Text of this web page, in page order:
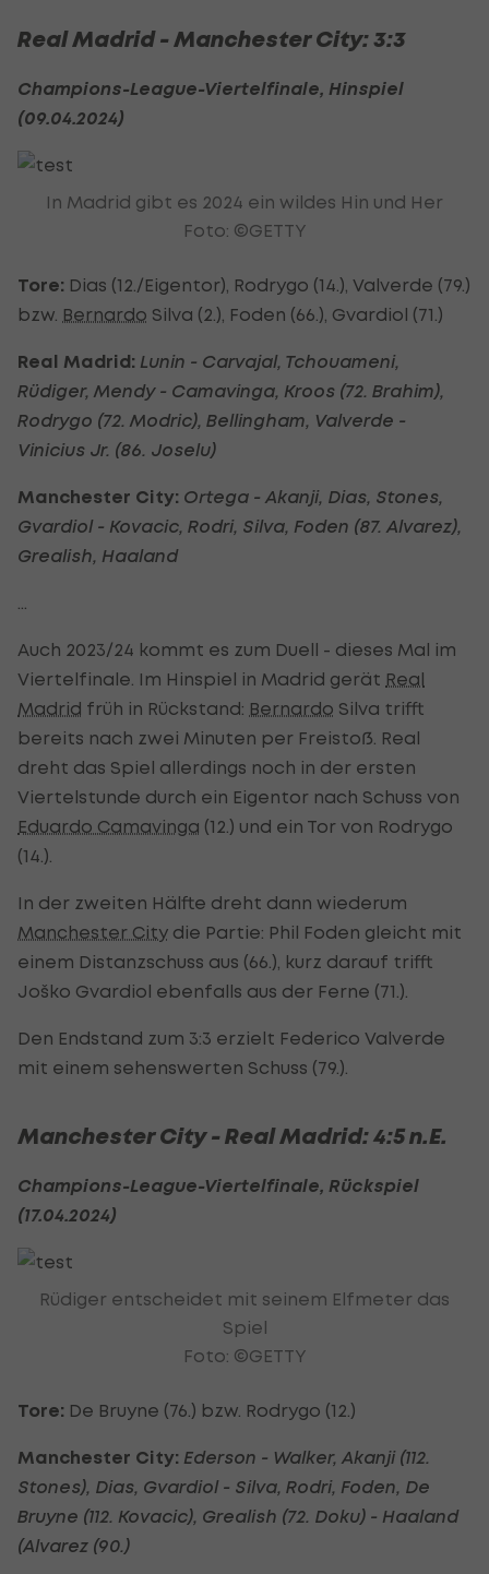
Real Madrid - Manchester City: 3:3
Champions-League-Viertelfinale, Hinspiel
(09.04.2024)
In Madrid gibt es 2024 ein wildes Hin und Her
Foto: ©GETTY
Tore: Dias (12./Eigentor), Rodrygo (14.), Valverde (79.)
bzw. Bernardo Silva (2.), Foden (66.), Gvardiol (71.)
Real Madrid: Lunin - Carvajal, Tchouameni,
Rüdiger, Mendy - Camavinga, Kroos (72. Brahim),
Rodrygo (72. Modric), Bellingham, Valverde -
Vinicius Jr. (86. Joselu)
Manchester City: Ortega - Akanji, Dias, Stones,
Gvardiol - Kovacic, Rodri, Silva, Foden (87. Alvarez),
Grealish, Haaland
Auch 2023/24 kommt es zum Duell - dieses Mal im
Viertelfinale. Im Hinspiel in Madrid gerät Real
Madrid früh in Rückstand: Bernardo Silva trifft
bereits nach zwei Minuten per Freistoß. Real
dreht das Spiel allerdings noch in der ersten
Viertelstunde durch ein Eigentor nach Schuss von
Eduardo Camavinga (12.) und ein Tor von Rodrygo
(14.).
In der zweiten Hälfte dreht dann wiederum
Manchester City die Partie: Phil Foden gleicht mit
einem Distanzschuss aus (66.), kurz darauf trifft
Joško Gvardiol ebenfalls aus der Ferne (71.).
Den Endstand zum 3:3 erzielt Federico Valverde
mit einem sehenswerten Schuss (79.).
Manchester City - Real Madrid: 4:5 n.E.
Champions-League-Viertelfinale, Rückspiel
(17.04.2024)
Rüdiger entscheidet mit seinem Elfmeter das
Spiel
Foto: ©GETTY
Tore: De Bruyne (76.) bzw. Rodrygo (12.)
Manchester City: Ederson - Walker, Akanji (112.
Stones), Dias, Gvardiol - Silva, Rodri, Foden, De
Bruyne (112. Kovacic), Grealish (72. Doku) - Haaland
(Alvarez (90.)